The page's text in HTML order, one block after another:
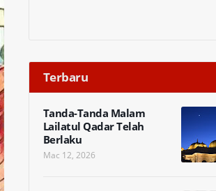
Terbaru
Tanda-Tanda Malam
Lailatul Qadar Telah
Berlaku
Mac 12, 2026